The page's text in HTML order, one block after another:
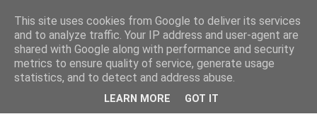
This site uses cookies from Google to deliver its services
and to analyze traffic. Your IP address and user-agent are
shared with Google along with performance and security
metrics to ensure quality of service, generate usage
statistics, and to detect and address abuse.
LEARN MORE GOT IT